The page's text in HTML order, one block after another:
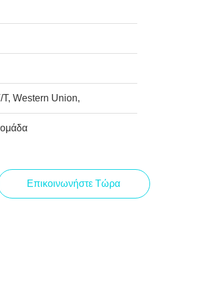
T, Western Union,
Επικοινωνήστε Τώρα